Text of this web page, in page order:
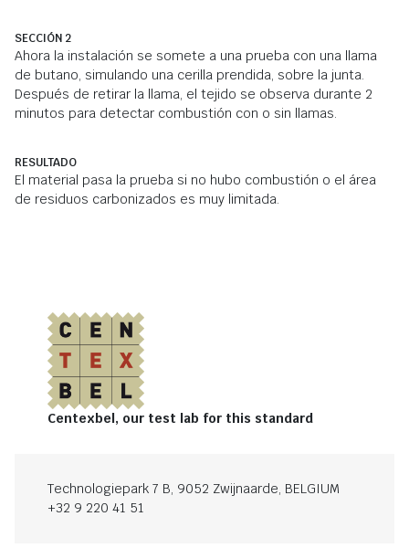
SECCIÓN 2
Ahora la instalación se somete a una prueba con una llama
de butano, simulando una cerilla prendida, sobre la junta.
Después de retirar la llama, el tejido se observa durante 2
minutos para detectar combustión con o sin llamas.
RESULTADO
El material pasa la prueba si no hubo combustión o el área
de residuos carbonizados es muy limitada.
Centexbel, our test lab for this standard
Technologiepark 7 B, 9052 Zwijnaarde, BELGIUM
+32 9 220 41 51